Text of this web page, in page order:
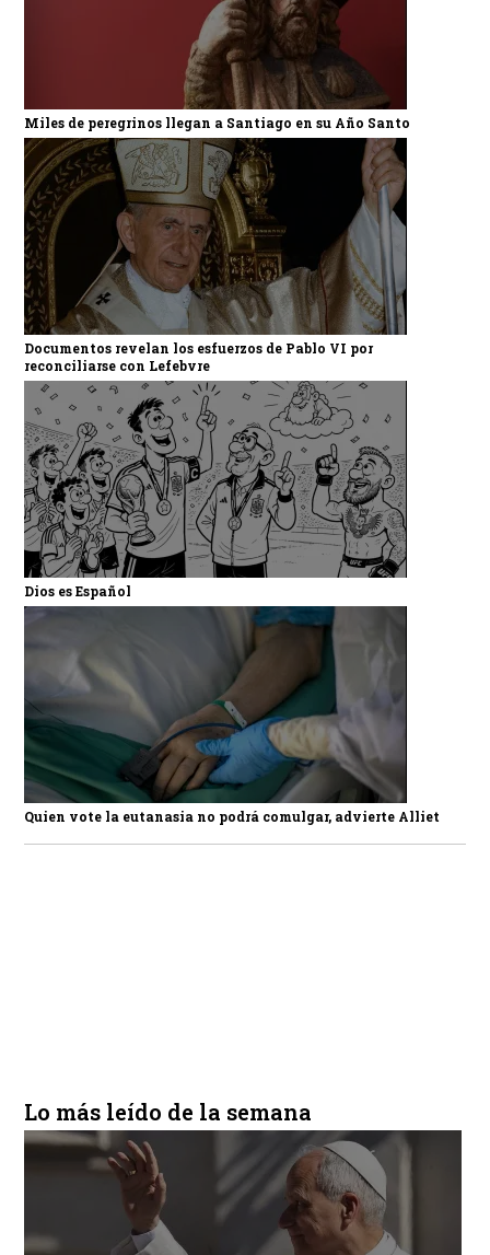
Miles de peregrinos llegan a Santiago en su Año Santo
Documentos revelan los esfuerzos de Pablo VI por
reconciliarse con Lefebvre
Dios es Español
Quien vote la eutanasia no podrá comulgar, advierte Alliet
Lo más leído de la semana